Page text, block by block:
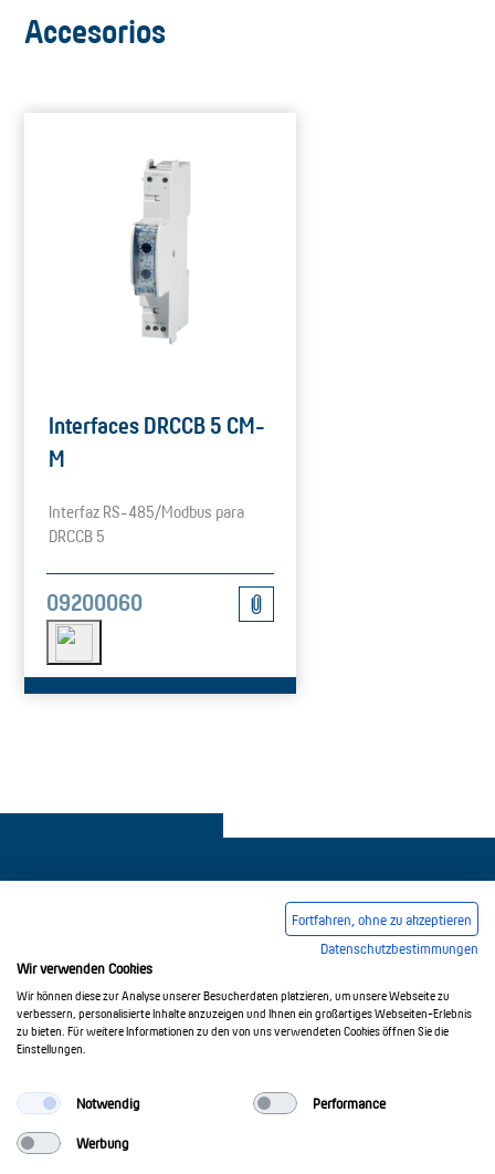
Accesorios
Interfaces DRCCB 5 CM-
M
Interfaz RS-485/Modbus para
DRCCB 5
09200060
Condiciones comerciales generales
Política de privacidad
© 2017-2026 Doepke Schaltgeräte GmbH
Fortfahren, ohne zu akzeptieren
Datenschutzbestimmungen
Wir verwenden Cookies
Wir können diese zur Analyse unserer Besucherdaten platzieren, um unsere Webseite zu
verbessern, personalisierte Inhalte anzuzeigen und Ihnen ein großartiges Webseiten-Erlebnis
zu bieten. Für weitere Informationen zu den von uns verwendeten Cookies öffnen Sie die
Einstellungen.
Notwendig Performance
Werbung